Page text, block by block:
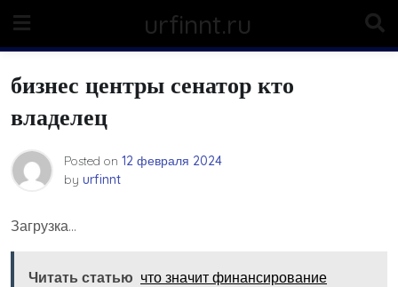
content
urfinnt.ru
бизнес центры сенатор кто
владелец
Posted on 12 февраля 2024
by urfinnt
Загрузка…
Читать статью что значит финансирование